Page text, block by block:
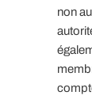
non